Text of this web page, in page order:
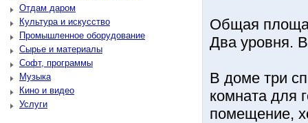
Отдам даром
Культура и искусство
Промышленное оборудование
Сырье и материалы
Софт, программы
Музыка
Кино и видео
Услуги
Общая
Два уровня.
В доме три
комната для
помещение,